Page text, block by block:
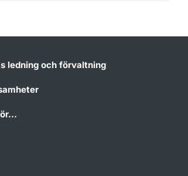
ledning och förvaltning